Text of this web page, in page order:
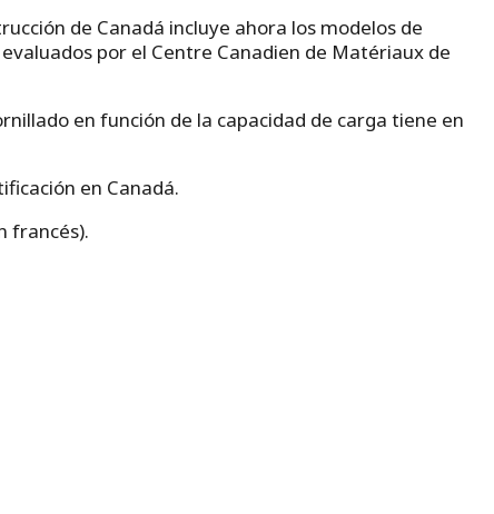
de Canadá incluye ahora los modelos de
por el Centre Canadien de Matériaux de
en función de la capacidad de carga tiene en
en Canadá.
francés).